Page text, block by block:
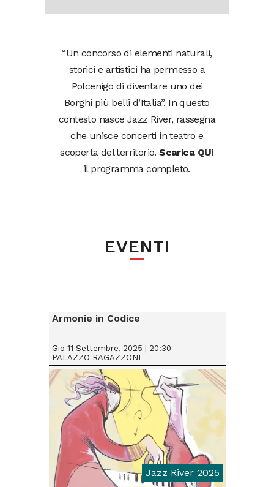
“Un concorso di elementi naturali,
storici e artistici ha permesso a
Polcenigo di diventare uno dei
Borghi più belli d’Italia”. In questo
contesto nasce Jazz River, rassegna
che unisce concerti in teatro e
scoperta del territorio.Scarica QUI
il programma completo.
EVENTI
Armonie in Codice
Jazz River 2025
Gio 11 Settembre, 2025 | 20:30
PALAZZO RAGAZZONI